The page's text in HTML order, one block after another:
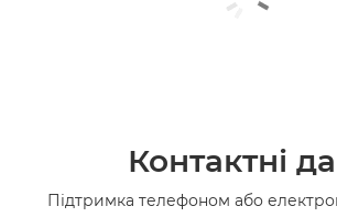
Контактні
Підтримка телефоном або